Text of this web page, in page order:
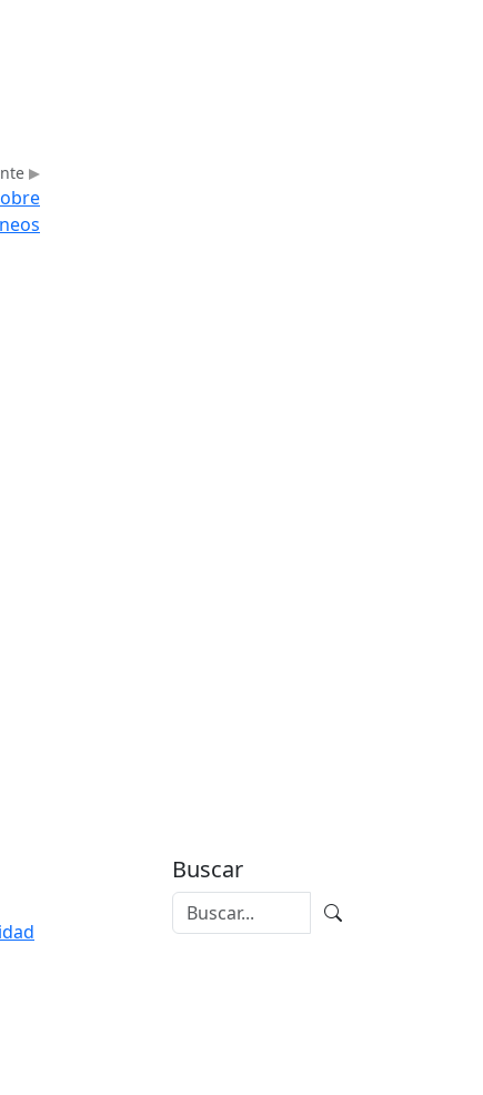
Buscar